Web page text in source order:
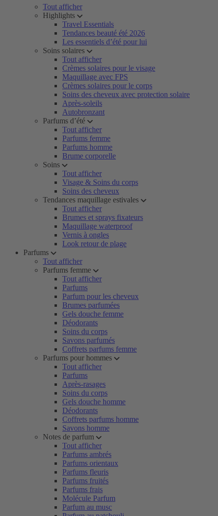
Tout afficher
Highlights
Travel Essentials
Tendances beauté été 2026
Les essentiels d’été pour lui
Soins solaires
Tout afficher
Crèmes solaires pour le visage
Maquillage avec FPS
Crèmes solaires pour le corps
Soins des cheveux avec protection solaire
Après-soleils
Autobronzant
Parfums d’été
Tout afficher
Parfums femme
Parfums homme
Brume corporelle
Soins
Tout afficher
Visage & Soins du corps
Soins des cheveux
Tendances maquillage estivales
Tout afficher
Brumes et sprays fixateurs
Maquillage waterproof
Vernis à ongles
Look retour de plage
Parfums
Tout afficher
Parfums femme
Tout afficher
Parfums
Parfum pour les cheveux
Brumes parfumées
Gels douche femme
Déodorants
Soins du corps
Savons parfumés
Coffrets parfums femme
Parfums pour hommes
Tout afficher
Parfums
Après-rasages
Soins du corps
Gels douche homme
Déodorants
Coffrets parfums homme
Savons homme
Notes de parfum
Tout afficher
Parfums ambrés
Parfums orientaux
Parfums fleuris
Parfums fruités
Parfums frais
Molécule Parfum
Parfum au musc